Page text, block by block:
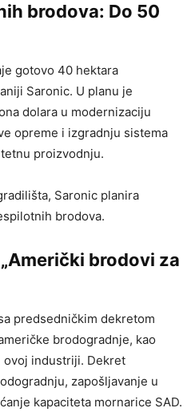
brodova: Do 50
gotovo 40 hektara
Saronic. U planu je
dolara u modernizaciju
opreme i izgradnju sistema
proizvodnju.
Saronic planira
brodova.
brodovi za
predsedničkim dekretom
brodogradnje, kao
ovoj industriji. Dekret
zapošljavanje u
kapaciteta mornarice SAD.